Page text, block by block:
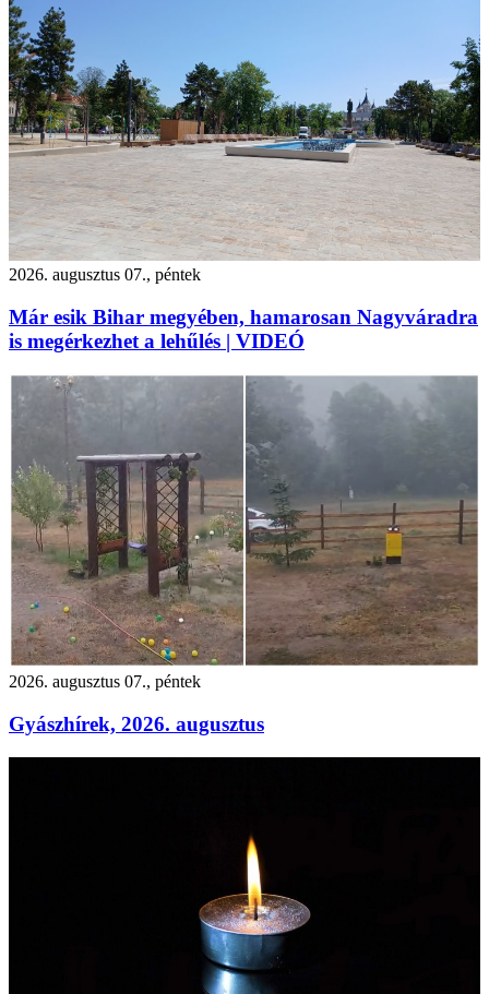
2026. augusztus 07., péntek
Már esik Bihar megyében, hamarosan Nagyváradra
is megérkezhet a lehűlés | VIDEÓ
2026. augusztus 07., péntek
Gyászhírek, 2026. augusztus